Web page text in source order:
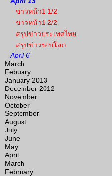
ข่าวหน้า1 1/2
ข่าวหน้า1 2/2
สรุปข่าวประเทศไทย
สรุปข่าวรอบโลก
April 6
March
Febuary
January 2013
December 2012
November
October
September
August
July
June
May
April
March
February